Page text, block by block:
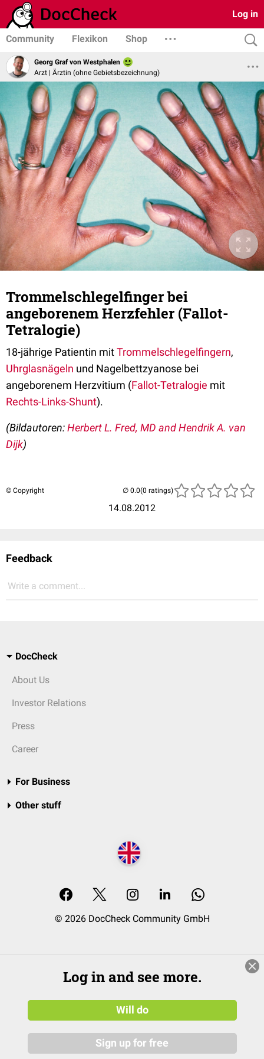
Log in
Community Flexikon Shop
Georg Graf von Westphalen
Arzt | Ärztin (ohne Gebietsbezeichnung)
Trommelschlegelfinger bei
angeborenem Herzfehler (Fallot-
Tetralogie)
18-jährige Patientin mitTrommelschlegelfingern,
Uhrglasnägeln und Nagelbettzyanose bei
angeborenem Herzvitium (Fallot-Tetralogie mit
Rechts-Links-Shunt).
(Bildautoren:Herbert L. Fred, MD and Hendrik A. van
Dijk)
© Copyright
14.08.2012
(0 ratings)
Feedback
Write a comment...
DocCheck
About Us
Investor Relations
Press
Career
For Business
Other stuff
© 2026 DocCheck Community GmbH
Log in and see more.
Will do
Sign up for free